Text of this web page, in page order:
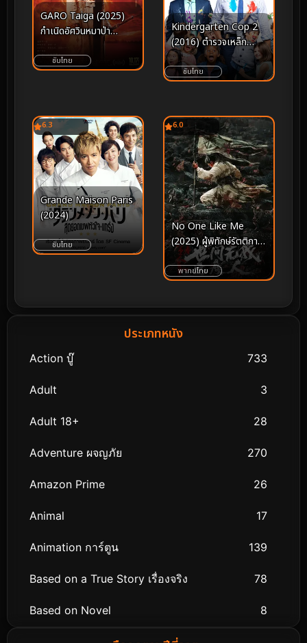
GARO Taiga (2025)
กำเนิดอัศวินหมาป่า
ทองคำ
ซับไทย
Kindergarten Cop 2
(2016) ตำรวจเหล็ก
ปราบเด็กแสบ 2 [ซับไทย]
ซับไทย
6.3
Grande Maison Paris
(2024)
ซับไทย
6.0
No One Like Me
(2025) ผู้พิทักษ์รัตติกาล
แห่งต้าเฟิ่งภาคพิเศษ
พากย์ไทย
ประเภทหนัง
Action บู๊ 733
Adult 3
Adult 18+ 28
Adventure ผจญภัย 270
Amazon Prime 26
Animal 17
Animation การ์ตูน 139
Based on a True Story เรื่องจริง 78
Based on Novel 8